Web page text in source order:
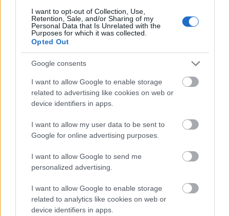
I want to opt-out of Collection, Use,
Retention, Sale, and/or Sharing of my
Personal Data that Is Unrelated with the
Purposes for which it was collected.
Opted Out
Google consents
I want to allow Google to enable storage
related to advertising like cookies on web or
device identifiers in apps.
I want to allow my user data to be sent to
Google for online advertising purposes.
I want to allow Google to send me
personalized advertising.
I want to allow Google to enable storage
related to analytics like cookies on web or
device identifiers in apps.
LUETUIMMAT
LISÄÄ ARTIKKELEITA